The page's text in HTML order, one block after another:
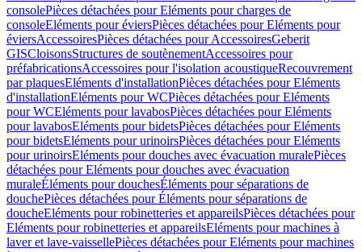
consolePièces détachées pour Eléments pour charges de
consoleEléments pour éviersPièces détachées pour Eléments pour
éviersAccessoiresPièces détachées pour AccessoiresGeberit
GISCloisonsStructures de soutènementAccessoires pour
préfabricationsAccessoires pour l'isolation acoustiqueRecouvrement
par plaquesEléments d'installationPièces détachées pour Eléments
d'installationEléments pour WCPièces détachées pour Eléments
pour WCEléments pour lavabosPièces détachées pour Eléments
pour lavabosEléments pour bidetsPièces détachées pour Eléments
pour bidetsEléments pour urinoirsPièces détachées pour Eléments
pour urinoirsEléments pour douches avec évacuation muralePièces
détachées pour Eléments pour douches avec évacuation
muraleÉléments pour douchesÉléments pour séparations de
douchePièces détachées pour Éléments pour séparations de
doucheEléments pour robinetteries et appareilsPièces détachées pour
Eléments pour robinetteries et appareilsEléments pour machines à
laver et lave-vaissellePièces détachées pour Eléments pour machines